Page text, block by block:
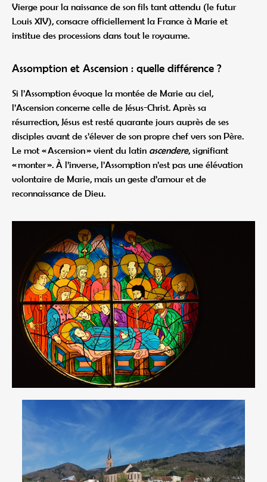
Vierge pour la naissance de son fils tant attendu (le futur
Louis XIV), consacre officiellement la France à Marie et
institue des processions dans tout le royaume.
Assomption et Ascension : quelle différence ?
Si l’Assomption évoque la montée de Marie au ciel,
l’Ascension concerne celle de Jésus-Christ. Après sa
résurrection, Jésus est resté quarante jours auprès de ses
disciples avant de s’élever de son propre chef vers son Père.
Le mot « Ascension » vient du latin ascendere, signifiant
« monter ». À l’inverse, l’Assomption n’est pas une élévation
volontaire de Marie, mais un geste d’amour et de
reconnaissance de Dieu.